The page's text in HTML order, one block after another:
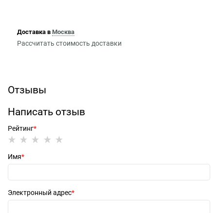
Доставка в Москва
Рассчитать стоимость доставки
Отзывы
Написать отзыв
Рейтинг
Имя
Электронный адрес